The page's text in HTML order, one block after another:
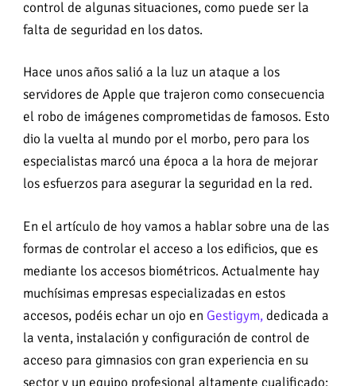
control de algunas situaciones, como puede ser la
falta de seguridad en los datos.
Hace unos años salió a la luz un ataque a los
servidores de Apple que trajeron como consecuencia
el robo de imágenes comprometidas de famosos. Esto
dio la vuelta al mundo por el morbo, pero para los
especialistas marcó una época a la hora de mejorar
los esfuerzos para asegurar la seguridad en la red.
En el artículo de hoy vamos a hablar sobre una de las
formas de controlar el acceso a los edificios, que es
mediante los accesos biométricos. Actualmente hay
muchísimas empresas especializadas en estos
accesos, podéis echar un ojo en Gestigym,dedicada a
la venta, instalación y configuración de control de
acceso para gimnasios con gran experiencia en su
sector y un equipo profesional altamente cualificado;